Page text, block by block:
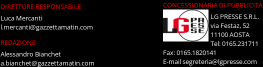
DIRETTORE RESPONSABILE
Luca Mercanti
l.mercanti@gazzettamatin.com
REDAZIONE
Alessandro Bianchet
a.bianchet@gazzettamatin.com
CONCESSIONARIA DI PUBBLICITÀ
LG PRESSE S.R.L.
via Festaz, 52
11100 AOSTA
Tel: 0165.231711
Fax: 0165.1820141
E-mailsegreteria@lgpresse.com